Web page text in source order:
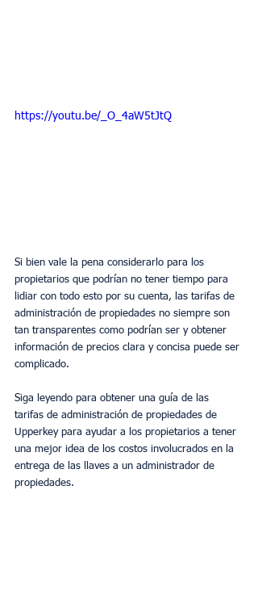
https://youtu.be/_O_4aW5tJtQ
Si bien vale la pena considerarlo para los
propietarios que podrían no tener tiempo para
lidiar con todo esto por su cuenta, las tarifas de
administración de propiedades no siempre son
tan transparentes como podrían ser y obtener
información de precios clara y concisa puede ser
complicado.
Siga leyendo para obtener una guía de las
tarifas de administración de propiedades de
Upperkey para ayudar a los propietarios a tener
una mejor idea de los costos involucrados en la
entrega de las llaves a un administrador de
propiedades.